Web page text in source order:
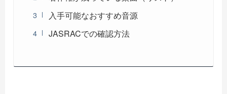
入手可能なおすすめ音源
JASRACでの確認方法